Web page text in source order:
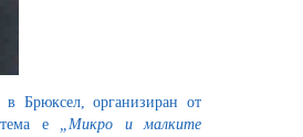
Брюксел, организиран от
е „Микро и малките